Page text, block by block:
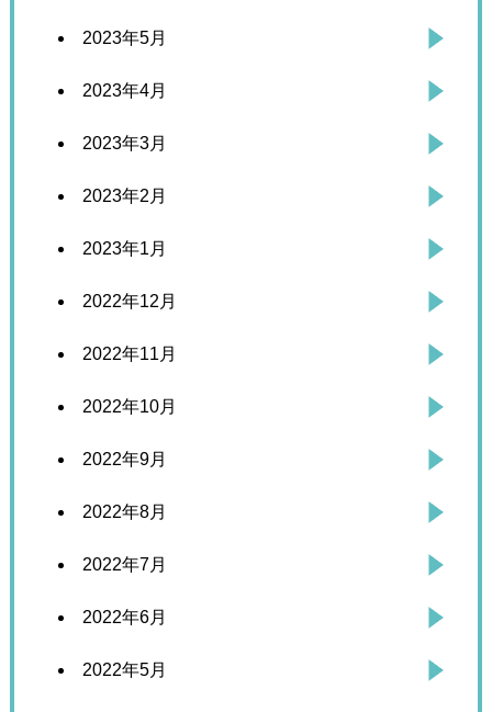
2023年5月
2023年4月
2023年3月
2023年2月
2023年1月
2022年12月
2022年11月
2022年10月
2022年9月
2022年8月
2022年7月
2022年6月
2022年5月